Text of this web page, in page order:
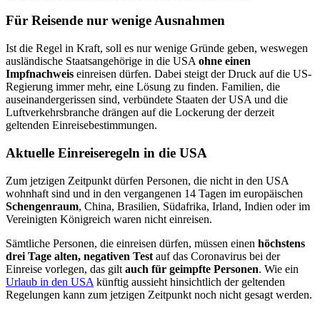
Für Reisende nur wenige Ausnahmen
Ist die Regel in Kraft, soll es nur wenige Gründe geben, weswegen
ausländische Staatsangehörige in die USA ohne einen
Impfnachweis einreisen dürfen. Dabei steigt der Druck auf die US-
Regierung immer mehr, eine Lösung zu finden. Familien, die
auseinandergerissen sind, verbündete Staaten der USA und die
Luftverkehrsbranche drängen auf die Lockerung der derzeit
geltenden Einreisebestimmungen.
Aktuelle Einreiseregeln in die USA
Zum jetzigen Zeitpunkt dürfen Personen, die nicht in den USA
wohnhaft sind und in den vergangenen 14 Tagen im europäischen
Schengenraum, China, Brasilien, Südafrika, Irland, Indien oder im
Vereinigten Königreich waren nicht einreisen.
Sämtliche Personen, die einreisen dürfen, müssen einen höchstens
drei Tage alten, negativen Test auf das Coronavirus bei der
Einreise vorlegen, das gilt auch für geimpfte Personen. Wie ein
Urlaub in den USA künftig aussieht hinsichtlich der geltenden
Regelungen kann zum jetzigen Zeitpunkt noch nicht gesagt werden.